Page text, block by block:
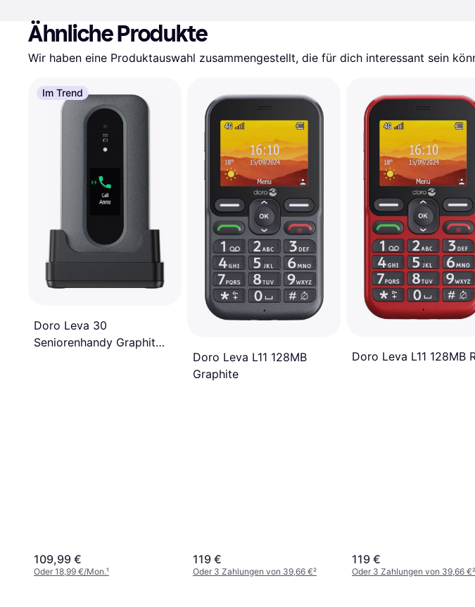
Ähnliche Produkte
Wir haben eine Produktauswahl zusammengestellt, die für dich interessant sein
Im Trend
Doro Leva 30
Seniorenhandy Graphit
109,99 €
Oder 18,99 €/Mon.¹
Doro Leva L11 128MB
Graphite
119 €
Oder 3 Zahlungen von 39,66 €²
Doro Leva L11 128MB
119 €
Oder 3 Zahlungen von 39,66 €²